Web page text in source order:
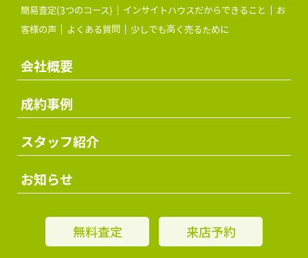
簡易査定(3つのコース) インサイトハウスだからできること
お
客様の声
よくある質問 少しでも高く売るために
会社概要
成約事例
スタッフ紹介
お知らせ
無料査定 来店予約